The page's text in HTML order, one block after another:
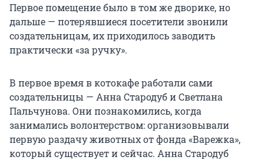
Первое помещение было в том же дворике, но
дальше — потерявшиеся посетители звонили
создательницам, их приходилось заводить
практически «за ручку».
В первое время в котокафе работали сами
создательницы — Анна Стародуб и Светлана
Пальчунова. Они познакомились, когда
занимались волонтерством: организовывали
первую раздачу животных от фонда «Варежка»,
который существует и сейчас. Анна Стародуб